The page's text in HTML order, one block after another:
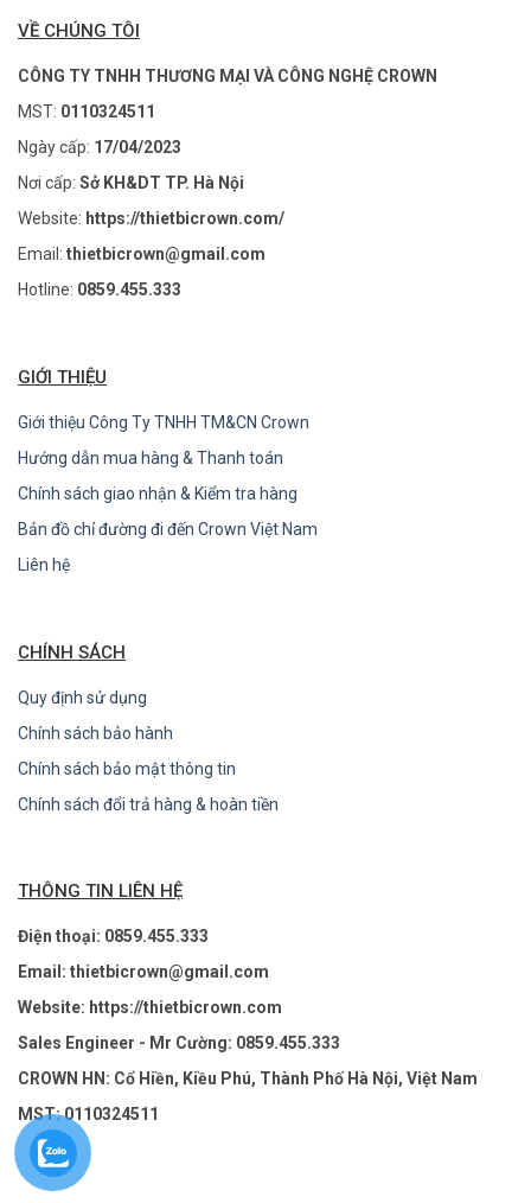
VỀ CHÚNG TÔI
CÔNG TY TNHH THƯƠNG MẠI VÀ CÔNG NGHỆ CROWN
MST: 0110324511
Ngày cấp: 17/04/2023
Nơi cấp: Sở KH&DT TP. Hà Nội
Website: https://thietbicrown.com/
Email: thietbicrown@gmail.com
Hotline: 0859.455.333
GIỚI THIỆU
Giới thiệu Công Ty TNHH TM&CN Crown
Hướng dẫn mua hàng & Thanh toán
Chính sách giao nhận & Kiểm tra hàng
Bản đồ chỉ đường đi đến Crown Việt Nam
Liên hệ
CHÍNH SÁCH
Quy định sử dụng
Chính sách bảo hành
Chính sách bảo mật thông tin
Chính sách đổi trả hàng & hoàn tiền
THÔNG TIN LIÊN HỆ
Điện thoại: 0859.455.333
Email: thietbicrown@gmail.com
Website: https://thietbicrown.com
Sales Engineer - Mr Cường: 0859.455.333
CROWN HN: Cổ Hiền, Kiều Phú, Thành Phố Hà Nội, Việt Nam
MST: 0110324511